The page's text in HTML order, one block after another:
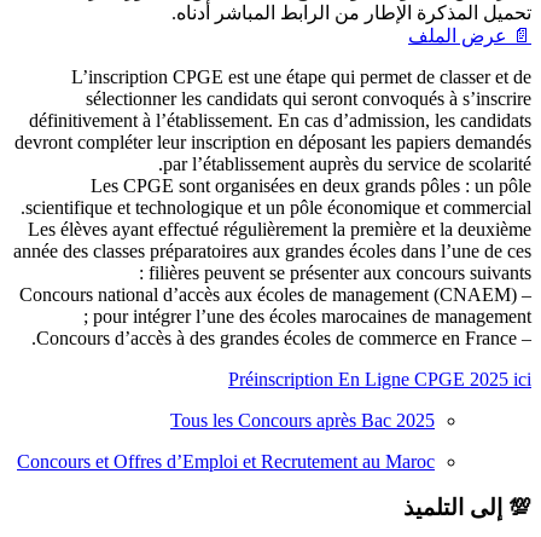
تحميل المذكرة الإطار من الرابط المباشر أدناه.
📄 عرض الملف
L’inscription CPGE est une étape qui permet de classer et de
sélectionner les candidats qui seront convoqués à s’inscrire
définitivement à l’établissement. En cas d’admission, les candidats
devront compléter leur inscription en déposant les papiers demandés
par l’établissement auprès du service de scolarité.
Les CPGE sont organisées en deux grands pôles : un pôle
scientifique et technologique et un pôle économique et commercial.
Les élèves ayant effectué régulièrement la première et la deuxième
année des classes préparatoires aux grandes écoles dans l’une de ces
filières peuvent se présenter aux concours suivants :
– Concours national d’accès aux écoles de management (CNAEM)
pour intégrer l’une des écoles marocaines de management ;
– Concours d’accès à des grandes écoles de commerce en France.
Préinscription En Ligne CPGE 2025 ici
Tous les Concours après Bac 2025
Concours et Offres d’Emploi et Recrutement au Maroc
💯 إلى التلميذ